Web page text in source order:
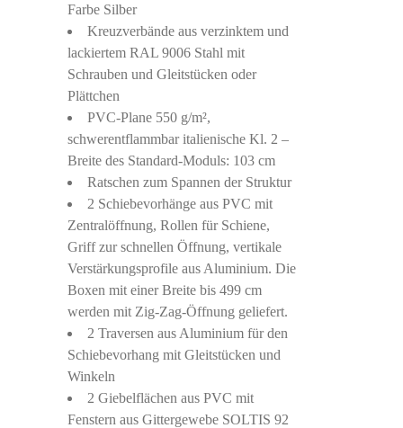
Farbe Silber
Kreuzverbände aus verzinktem und
lackiertem RAL 9006 Stahl mit
Schrauben und Gleitstücken oder
Plättchen
PVC-Plane 550 g/m²,
schwerentflammbar italienische Kl. 2 –
Breite des Standard-Moduls: 103 cm
Ratschen zum Spannen der Struktur
2 Schiebevorhänge aus PVC mit
Zentralöffnung, Rollen für Schiene,
Griff zur schnellen Öffnung, vertikale
Verstärkungsprofile aus Aluminium. Die
Boxen mit einer Breite bis 499 cm
werden mit Zig-Zag-Öffnung geliefert.
2 Traversen aus Aluminium für den
Schiebevorhang mit Gleitstücken und
Winkeln
2 Giebelflächen aus PVC mit
Fenstern aus Gittergewebe SOLTIS 92